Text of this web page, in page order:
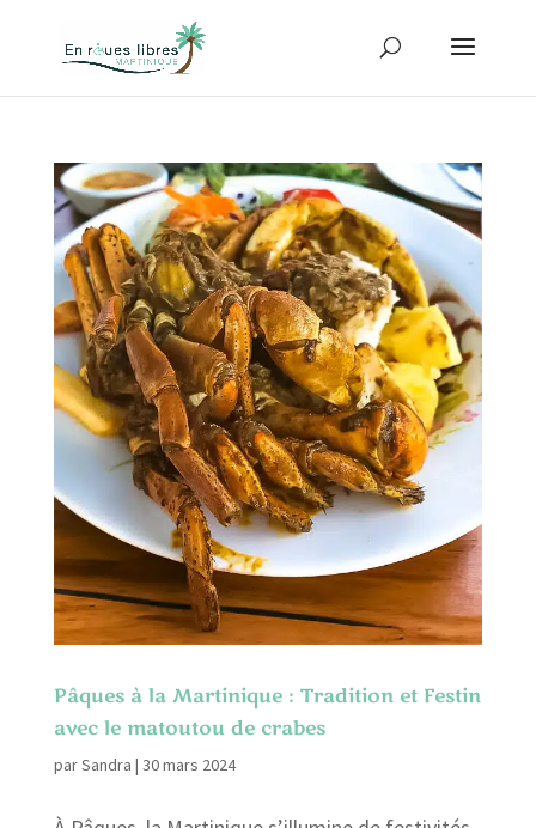
Pâques à la Martinique : Tradition et Festin
avec le matoutou de crabes
parSandra | 30 mars 2024